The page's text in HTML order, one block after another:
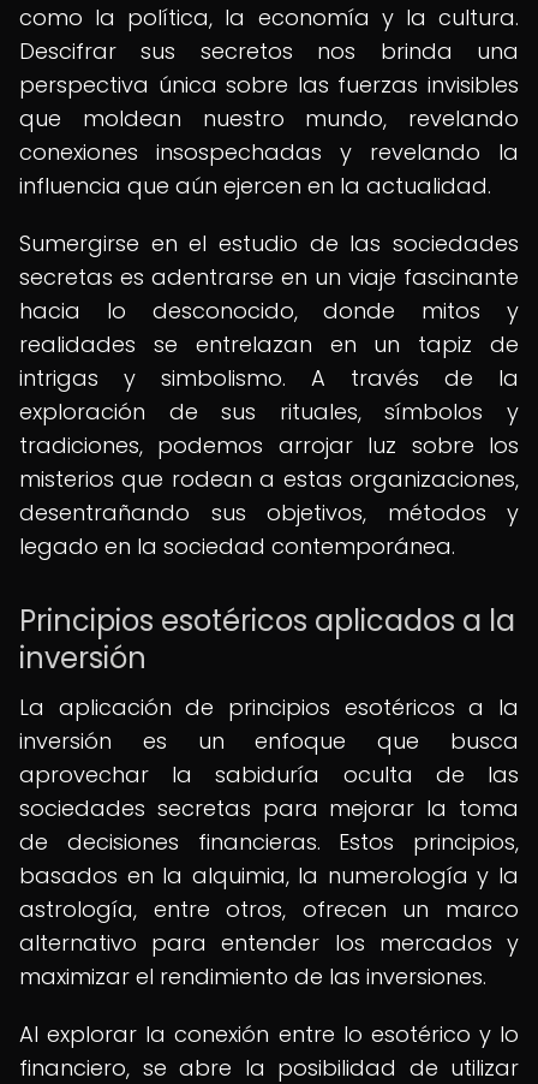
como la política, la economía y la cultura.
Descifrar sus secretos nos brinda una
perspectiva única sobre las fuerzas invisibles
que moldean nuestro mundo, revelando
conexiones insospechadas y revelando la
influencia que aún ejercen en la actualidad.
Sumergirse en el estudio de las sociedades
secretas es adentrarse en un viaje fascinante
hacia lo desconocido, donde mitos y
realidades se entrelazan en un tapiz de
intrigas y simbolismo. A través de la
exploración de sus rituales, símbolos y
tradiciones, podemos arrojar luz sobre los
misterios que rodean a estas organizaciones,
desentrañando sus objetivos, métodos y
legado en la sociedad contemporánea.
Principios esotéricos aplicados a la
inversión
La aplicación de principios esotéricos a la
inversión es un enfoque que busca
aprovechar la sabiduría oculta de las
sociedades secretas para mejorar la toma
de decisiones financieras. Estos principios,
basados en la alquimia, la numerología y la
astrología, entre otros, ofrecen un marco
alternativo para entender los mercados y
maximizar el rendimiento de las inversiones.
Al explorar la conexión entre lo esotérico y lo
financiero, se abre la posibilidad de utilizar